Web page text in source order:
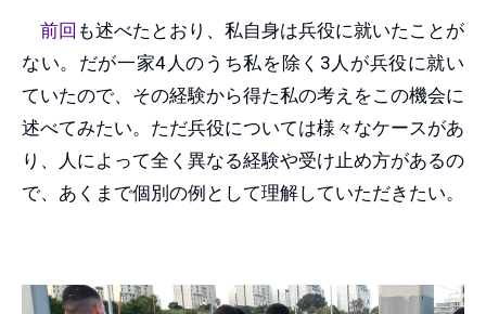
前回 も述べたとおり、私自身は兵役に就いたことが
ない。だが一家4人のうち私を除く3人が兵役に就い
ていたので、その経験から得た私の考えをこの機会に
述べてみたい。ただ兵役については様々なケースがあ
り、人によって全く異なる経験や受け止め方があるの
で、あくまで個別の例として理解していただきたい。